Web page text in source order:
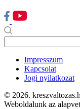
Impresszum
Kapcsolat
Jogi nyilatkozat
© 2026.
Weboldalunk az